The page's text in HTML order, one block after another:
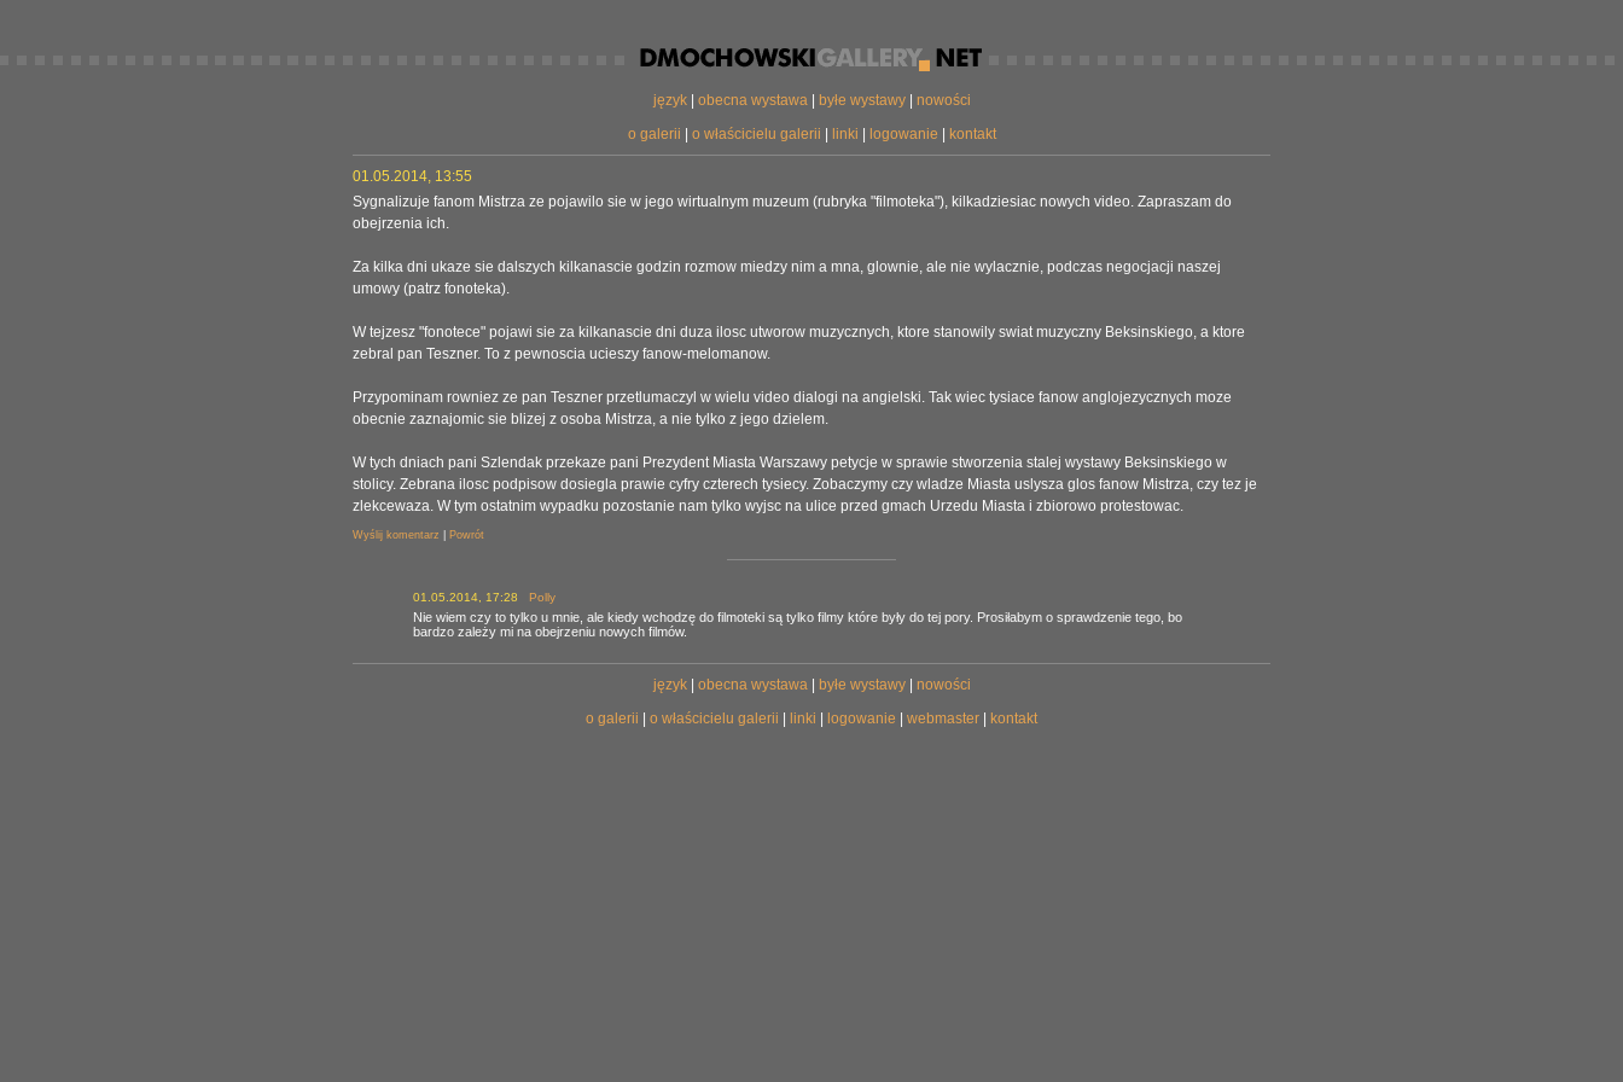
język| obecna wystawa| byłe wystawy| nowości
o galerii
o właścicielu galerii linki logowanie kontakt
01.05.2014, 13:55
Sygnalizuje fanom Mistrza ze pojawilo sie w jego wirtualnym muzeum (rubryka "filmoteka"), kilkadziesiac nowych video. Zapraszam do
obejrzenia ich.
Za kilka dni ukaze sie dalszych kilkanascie godzin rozmow miedzy nim a mna, glownie, ale nie wylacznie, podczas negocjacji naszej
umowy (patrz fonoteka).
W tejzesz "fonotece" pojawi sie za kilkanascie dni duza ilosc utworow muzycznych, ktore stanowily swiat muzyczny Beksinskiego, a ktore
zebral pan Teszner. To z pewnoscia ucieszy fanow-melomanow.
Przypominam rowniez ze pan Teszner przetlumaczyl w wielu video dialogi na angielski. Tak wiec tysiace fanow anglojezycznych moze
obecnie zaznajomic sie blizej z osoba Mistrza, a nie tylko z jego dzielem.
W tych dniach pani Szlendak przekaze pani Prezydent Miasta Warszawy petycje w sprawie stworzenia stalej wystawy Beksinskiego w
stolicy. Zebrana ilosc podpisow dosiegla prawie cyfry czterech tysiecy. Zobaczymy czy wladze Miasta uslysza glos fanow Mistrza, czy tez je
zlekcewaza. W tym ostatnim wypadku pozostanie nam tylko wyjsc na ulice przed gmach Urzedu Miasta i zbiorowo protestowac.
Wyślij komentarz Powrót
01.05.2014, 17:28 Polly
Nie wiem czy to tylko u mnie, ale kiedy wchodzę do filmoteki są tylko filmy które były do tej pory. Prosiłabym o sprawdzenie tego, bo
bardzo zależy mi na obejrzeniu nowych filmów.
język| obecna wystawa| byłe wystawy| nowości
o galerii
o właścicielu galerii linki logowanie webmaster kontakt